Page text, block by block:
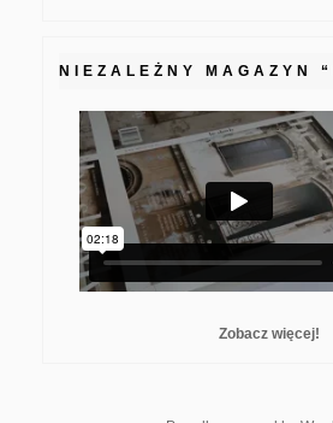
NIEZALEŻNY MAGAZYN
Zobacz więcej!